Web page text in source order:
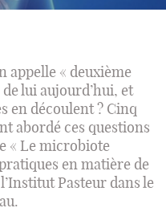
appelle « deuxième
lui aujourd’hui, et
en découlent ? Cinq
abordé ces questions
« Le microbiote
en matière de
Pasteur dans le